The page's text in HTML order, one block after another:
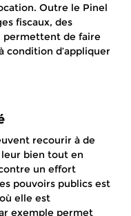
Outre le Pinel
fiscaux, des
permettent de faire
condition d’appliquer
recourir à de
bien tout en
un effort
pouvoirs publics est
elle est
exemple permet